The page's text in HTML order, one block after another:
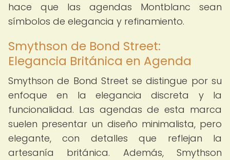
hace que las agendas Montblanc sean
símbolos de elegancia y refinamiento.
Smythson de Bond Street:
Elegancia Británica en Agenda
Smythson de Bond Street se distingue por su
enfoque en la elegancia discreta y la
funcionalidad. Las agendas de esta marca
suelen presentar un diseño minimalista, pero
elegante, con detalles que reflejan la
artesanía británica. Además, Smythson